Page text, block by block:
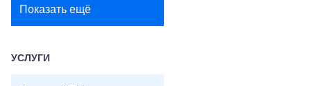
Показать ещё
УСЛУГИ